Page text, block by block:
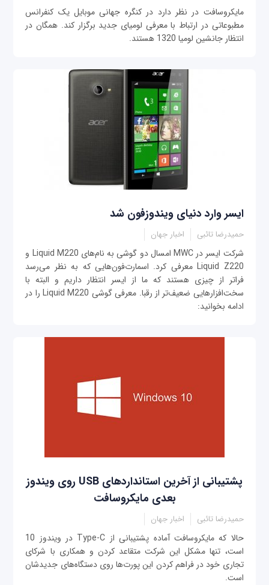
مایکروسافت در نظر دارد در کنگره جهانی موبایل یک کنفرانس
مطبوعاتی در ارتباط با معرفی لومیای جدید برگزار کند. همگان در
انتظار جانشین لومیا 1320 هستند.
ایسر وارد دنیای ویندوزفون شد
حمیدرضا تائبی اخبار جهان
شرکت ایسر در MWC امسال دو گوشی به نام‌های Liquid M220 و
Liquid Z220 معرفی کرد. اسمارت‌فون‌هایی که به نظر می‌رسد
فراتر از چیزی هستند که ما از ایسر انتظار داریم و البته با
سخت‌افزارهایی ضعیف‌تر از رقبا. معرفی گوشی Liquid M220 را در
ادامه بخوانید:
پشتیبانی از آخرین استانداردهای USB روی ویندوز
بعدی مایکروسافت
حمیدرضا تائبی اخبار جهان
حالا که مایکروسافت آماده پشتیبانی از Type-C در ویندوز 10
است، تنها مشکل این شرکت متقاعد کردن و همکاری با شرکای
تجاری خود در فراهم کردن این پورت‌ها روی دستگاه‌های جدیدشان
است.